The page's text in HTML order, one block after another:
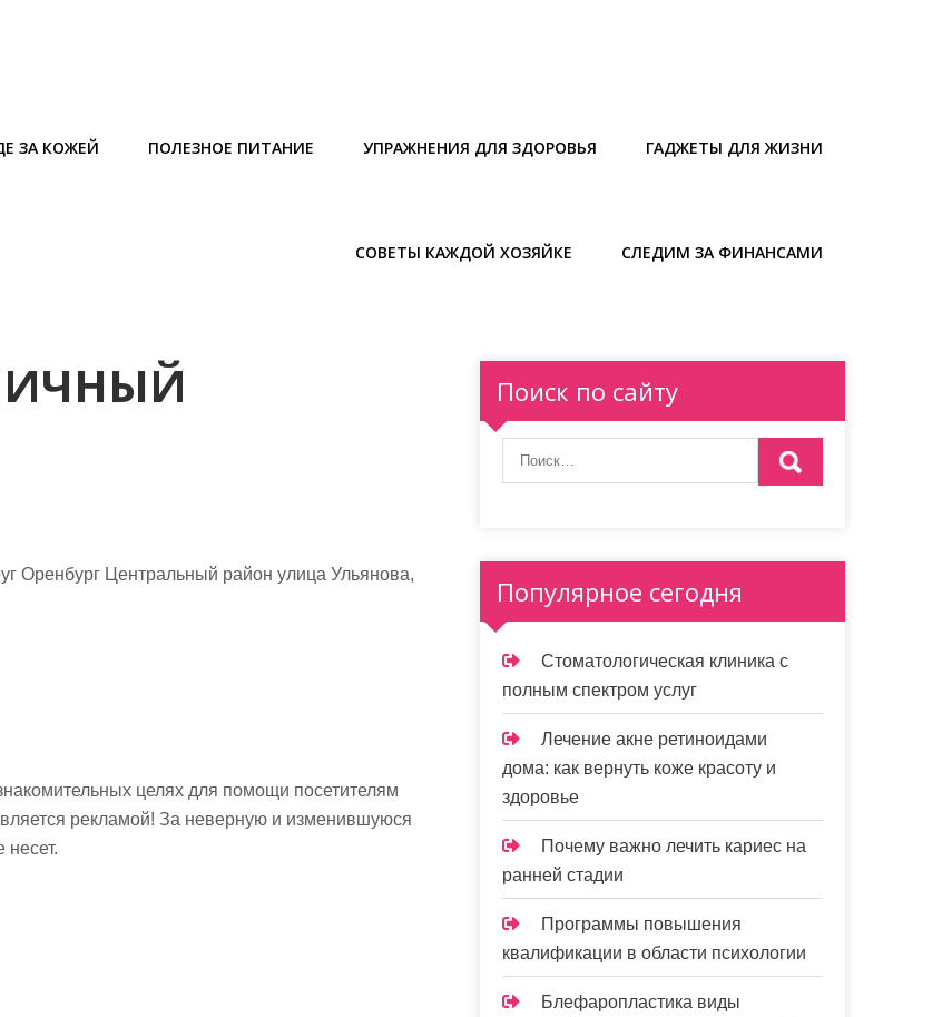
ЗА КОЖЕЙ ПОЛЕЗНОЕ ПИТАНИЕ УПРАЖНЕНИЯ ДЛЯ ЗДОРОВЬЯ ГАДЖЕТЫ ДЛЯ ЖИЗНИ
СОВЕТЫ КАЖДОЙ ХОЗЯЙКЕ СЛЕДИМ ЗА ФИНАНСАМИ
Оренбург Центральный район улица Ульянова,
целях для помощи посетителям
рекламой! За неверную и изменившуюся
Поиск по сайту
Популярное сегодня
Стоматологическая клиника с
полным спектром услуг
Лечение акне ретиноидами
дома: как вернуть коже красоту и
здоровье
Почему важно лечить кариес на
ранней стадии
Программы повышения
квалификации в области психологии
Блефаропластика виды